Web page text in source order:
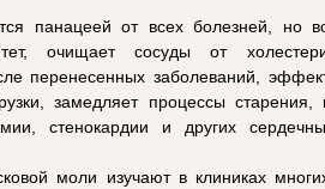
панацеей от всех болезней, но
очищает сосуды от
перенесенных заболеваний,
замедляет процессы старения,
стенокардии и других
моли изучают в клиниках